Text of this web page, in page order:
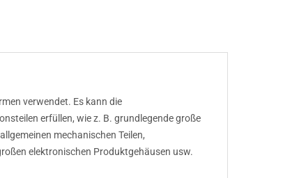
verwendet. Es kann die
erfüllen, wie z. B. grundlegende große
mechanischen Teilen,
elektronischen Produktgehäusen usw.